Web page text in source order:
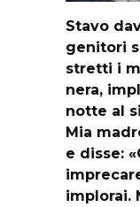
Stavo
genitori
stretti i
nera,
notte al
Mia
e disse:
implorai.